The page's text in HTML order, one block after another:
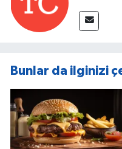
Bunlar da ilginizi